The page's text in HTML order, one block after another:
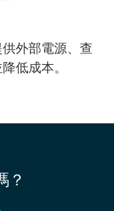
外部電源、查
低成本。
？